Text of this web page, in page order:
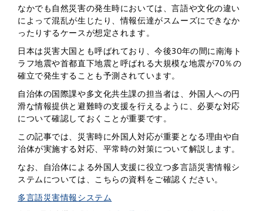
なかでも自然災害の発生時においては、言語や文化の違い
によって混乱が生じたり、情報伝達がスムーズにできなか
ったりするケースが想定されます。
日本は災害大国とも呼ばれており、今後30年の間に南海ト
ラフ地震や首都直下地震と呼ばれる大規模な地震が70％の
確立で発生することも予測されています。
自治体の国際課や多文化共生課の担当者は、外国人への円
滑な情報提供と避難時の支援を行えるように、必要な対応
について確認しておくことが重要です。
この記事では、災害時に外国人対応が重要となる理由や自
治体が実施する対応、平常時の対策について解説します。
なお、自治体による外国人支援に役立つ多言語災害情報シ
ステムについては、こちらの資料をご確認ください。
多言語災害情報システム